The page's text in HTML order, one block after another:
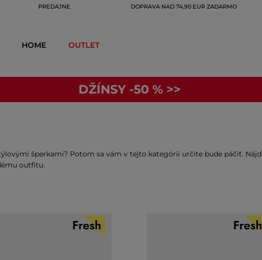
PREDAJNE DOPRAVA NAD 74,90 EUR ZADARMO
HOME OUTLET
DŽÍNSY -50 % >>
šperkami? Potom sa vám v tejto kategórii určite bude páčiť.
outfitu.